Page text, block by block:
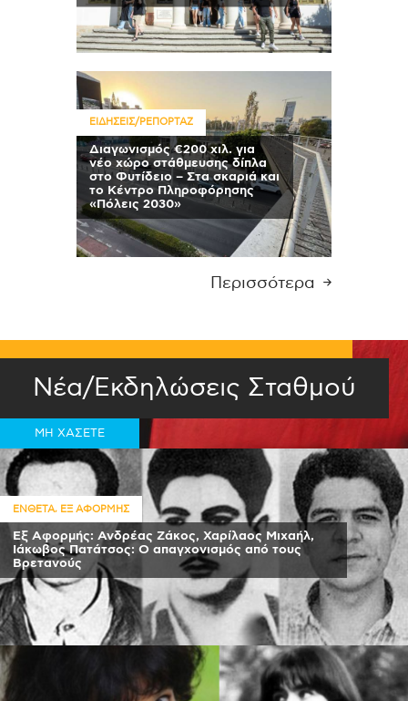
ΕΙΔΗΣΕΙΣ/ΡΕΠΟΡΤΑΖ
Διαγωνισμός €200 χιλ. για
νέο χώρο στάθμευσης δίπλα
στο Φυτίδειο – Στα σκαριά και
το Κέντρο Πληροφόρησης
«Πόλεις 2030»
Περισσότερα
Νέα/Εκδηλώσεις Σταθμού
ΜΗ ΧΑΣΕΤΕ
ΕΝΘΕΤΑ, ΕΞ ΑΦΟΡΜΗΣ
Εξ Αφορμής: Ανδρέας Ζάκος, Χαρίλαος Μιχαήλ,
Ιάκωβος Πατάτσος: Ο απαγχονισμός από τους
Βρετανούς